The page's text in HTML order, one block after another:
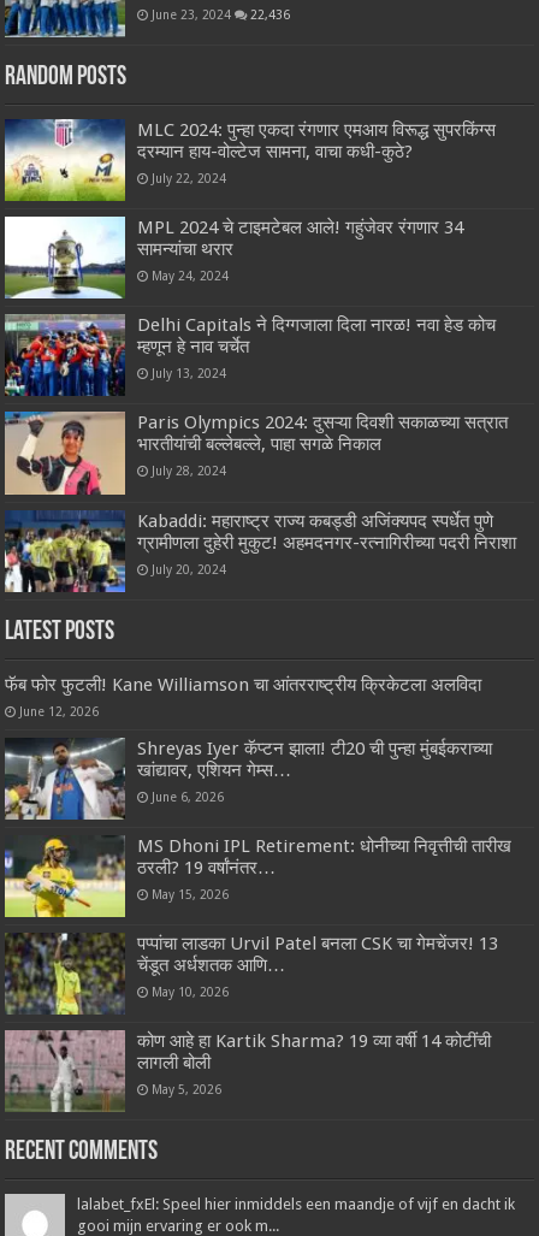
June 23, 2024 22,436
Random Posts
MLC 2024: पुन्हा एकदा रंगणार एम‌आय विरूद्ध सुपरकिंग्स
दरम्यान हाय-वोल्टेज सामना, वाचा कधी-कुठे?
July 22, 2024
MPL 2024 चे टाइमटेबल आले! गहुंजेवर रंगणार 34
सामन्यांचा थरार
May 24, 2024
Delhi Capitals ने दिग्गजाला दिला नारळ! नवा हेड कोच
म्हणून हे नाव चर्चेत
July 13, 2024
Paris Olympics 2024: दुसऱ्या दिवशी सकाळच्या सत्रात
भारतीयांची बल्लेबल्ले, पाहा सगळे निकाल
July 28, 2024
Kabaddi: महाराष्ट्र राज्य कबड्डी अजिंक्यपद स्पर्धेत पुणे
ग्रामीणला दुहेरी मुकुट! अहमदनगर-रत्नागिरीच्या पदरी निराशा
July 20, 2024
Latest Posts
फॅब फोर फुटली! Kane Williamson चा आंतरराष्ट्रीय क्रिकेटला अलविदा
June 12, 2026
Shreyas Iyer कॅप्टन झाला! टी20 ची पुन्हा मुंबईकराच्या
खांद्यावर, एशियन गेम्स…
June 6, 2026
MS Dhoni IPL Retirement: धोनीच्या निवृत्तीची तारीख
ठरली? 19 वर्षांनंतर…
May 15, 2026
पप्पांचा लाडका Urvil Patel बनला CSK चा गेमचेंजर! 13
चेंडूत अर्धशतक आणि…
May 10, 2026
कोण आहे हा Kartik Sharma? 19 व्या वर्षी 14 कोटींची
लागली बोली
May 5, 2026
Recent Comments
lalabet_fxEl: Speel hier inmiddels een maandje of vijf en dacht ik
gooi mijn ervaring er ook m...